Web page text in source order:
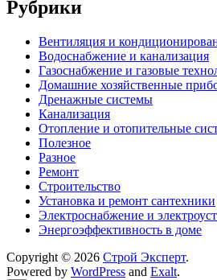
Рубрики
Вентиляция и
Водоснабжение и канализация
Газоснабжение и газовые
Домашние хозяйственные
Дренажные системы
Канализация
Отопление и отопительные
Полезное
Разное
Ремонт
Строительство
Установка и ремонт сантехники
Электроснабжение и
Энергоэффективность в доме
Copyright © 2026 Строй Эксперт.
Powered by WordPress and Exalt.